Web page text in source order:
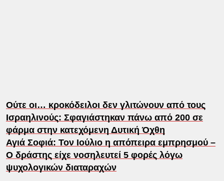
Ούτε οι… κροκόδειλοι δεν γλιτώνουν από τους
Ισραηλινούς: Σφαγιάστηκαν πάνω από 200 σε
φάρμα στην κατεχόμενη Δυτική Όχθη
Αγιά Σοφιά: Τον Ιούλιο η απόπειρα εμπρησμού –
Ο δράστης είχε νοσηλευτεί 5 φορές λόγω
ψυχολογικών διαταραχών